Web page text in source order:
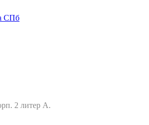
2 литер А.